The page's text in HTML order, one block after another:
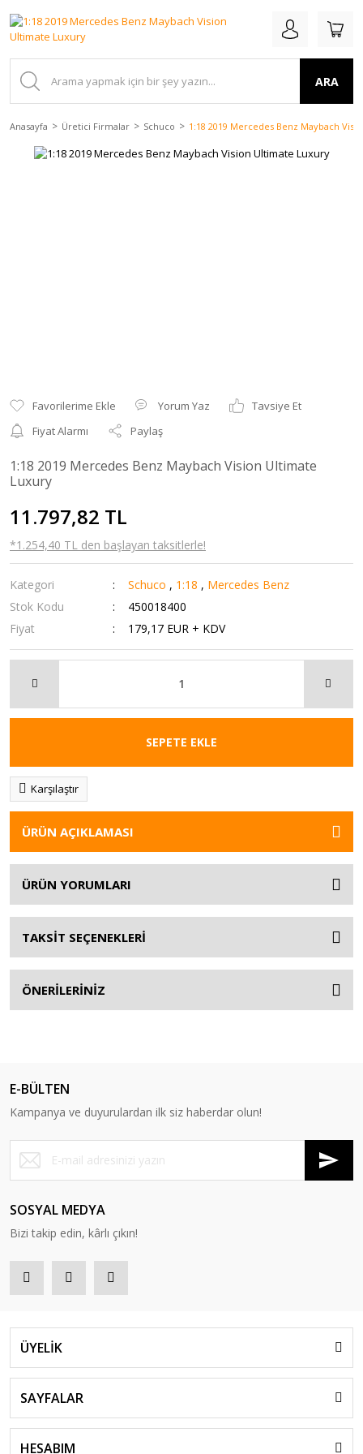
ARA
Anasayfa Üretici Firmalar Schuco 1:18 2019 Mercedes Benz Maybach
Yorum Yaz
Tavsiye Et
Fiyat Alarmı
Paylaş
1:18 2019 Mercedes Benz Maybach Vision Ultimate
Luxury
11.797,82 TL
*1.254,40 TL den başlayan taksitlerle!
Kategori Schuco , 1:18 , Mercedes Benz
Stok Kodu
450018400
Fiyat
179,17 EUR + KDV
SEPETE EKLE
Karşılaştır
ÜRÜN AÇIKLAMASI
ÜRÜN YORUMLARI
TAKSİT SEÇENEKLERİ
ÖNERİLERİNİZ
E-BÜLTEN
Kampanya ve duyurulardan ilk siz haberdar olun!
SOSYAL MEDYA
Bizi takip edin, kârlı çıkın!
ÜYELİK
SAYFALAR
HESABIM